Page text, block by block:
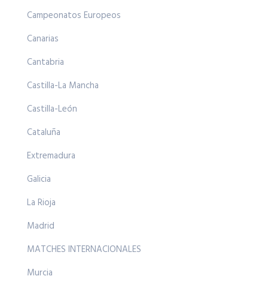
Campeonatos Europeos
Canarias
Cantabria
Castilla-La Mancha
Castilla-León
Cataluña
Extremadura
Galicia
La Rioja
Madrid
MATCHES INTERNACIONALES
Murcia